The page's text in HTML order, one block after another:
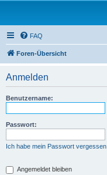
FAQ
Foren-Übersicht
Anmelden
Benutzername:
Passwort:
Ich habe mein Passwort vergessen
Angemeldet bleiben